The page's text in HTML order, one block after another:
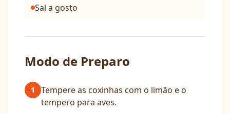
Sal a gosto
Modo de Preparo
1
Tempere as coxinhas com o limão e o
tempero para aves.